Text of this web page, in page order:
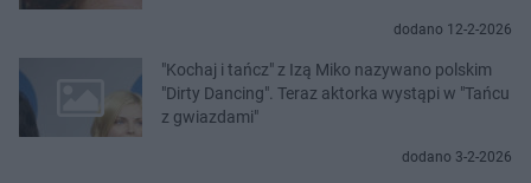
dodano 12-2-2026
"Kochaj i tańcz" z Izą Miko nazywano polskim
"Dirty Dancing". Teraz aktorka wystąpi w "Tańcu
z gwiazdami"
dodano 3-2-2026